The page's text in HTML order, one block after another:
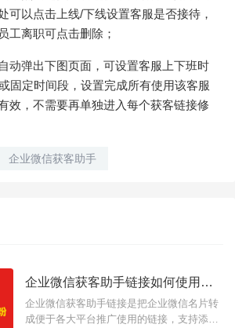
可以点击上线/下线设置客服是否接待，
工离职可点击删除；
动弹出下图页面，可设置客服上下班时
固定时间段，设置完成所有使用该客服
效，不需要再单独进入每个获客链接修
企业微信获客助手
企业微信获客助手链接如何使用？有什么功能？
企业微信获客助手链接是把企业微信名片转
成便于各大平台推广使用的链接，支持添加